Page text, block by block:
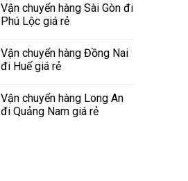
Vận chuyển hàng Sài Gòn đi
Phú Lộc giá rẻ
Vận chuyển hàng Đồng Nai
đi Huế giá rẻ
Vận chuyển hàng Long An
đi Quảng Nam giá rẻ